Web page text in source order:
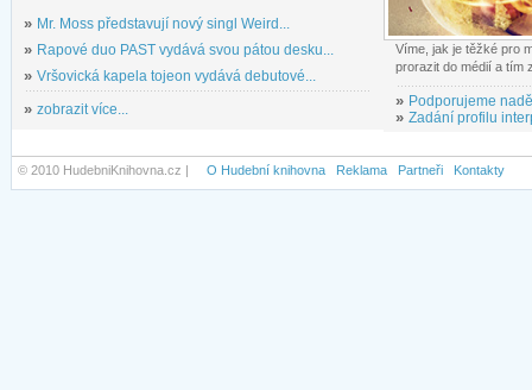
» Mr. Moss představují nový singl Weird...
» Rapové duo PAST vydává svou pátou desku...
» Vršovická kapela tojeon vydává debutové...
» zobrazit více...
Víme, jak je těžké pro
prorazit do médií a tím
» Podporujeme
» Zadání profilu
© 2010 HudebniKnihovna.cz | O Hudební knihovna Reklama Partneři Kontakty